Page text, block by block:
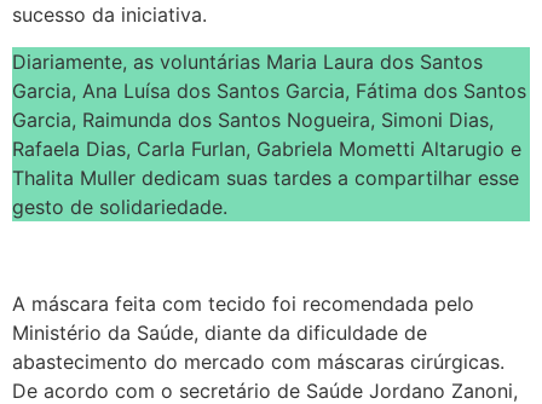
sucesso da iniciativa.
Diariamente, as voluntárias Maria Laura dos Santos
Garcia, Ana Luísa dos Santos Garcia, Fátima dos Santos
Garcia, Raimunda dos Santos Nogueira, Simoni Dias,
Rafaela Dias, Carla Furlan, Gabriela Mometti Altarugio e
Thalita Muller dedicam suas tardes a compartilhar esse
gesto de solidariedade.
A máscara feita com tecido foi recomendada pelo
Ministério da Saúde, diante da dificuldade de
abastecimento do mercado com máscaras cirúrgicas.
De acordo com o secretário de Saúde Jordano Zanoni,